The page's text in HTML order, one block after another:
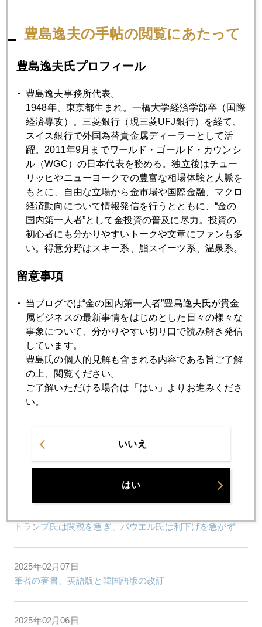
ノーコメントと言える人、言えない人
2025年02月26日
速報 ＮＹ金が大幅下落、健全な調整局面に（２６日朝６
時半記）
2025年02月25日
日経マネー、金別冊、発行
2025年02月21日
ＮＹ投機筋、円買い急がず
2025年02月20日
金急騰に死角はないのか
2025年02月19日
トランプ氏は米国の公的保有金を売却するか
2025年02月17日
金３０００ドル、プラチナ１０００ドルはニューノーマル
トランプ氏は関税を急ぎ、パウエル氏は利下げを急がず
2025年02月07日
筆者の著書、英語版と韓国語版の改訂
2025年02月06日
豊島逸夫の手帖の閲覧にあたって
豊島逸夫氏プロフィール
豊島逸夫事務所代表。
1948年、東京都生まれ。一橋大学経済学部卒（国際
経済専攻）。三菱銀行（現三菱UFJ銀行）を経て、
スイス銀行で外国為替貴金属ディーラーとして活
躍。2011年9月までワールド・ゴールド・カウンシ
ル（WGC）の日本代表を務める。独立後はチュー
リッヒやニューヨークでの豊富な相場体験と人脈を
もとに、自由な立場から金市場や国際金融、マクロ
経済動向について情報発信を行うとともに、“金の
国内第一人者”として金投資の普及に尽力。投資の
初心者にも分かりやすいトークや文章にファンも多
い。得意分野はスキー系、鮨スイーツ系、温泉系。
留意事項
当ブログでは“金の国内第一人者”豊島逸夫氏が貴金
属ビジネスの最新事情をはじめとした日々の様々な
事象について、分かりやすい切り口で読み解き発信
しています。
豊島氏の個人的見解も含まれる内容である旨ご了解
の上、閲覧ください。
ご了解いただける場合は「はい」よりお進みくださ
い。
いいえ
はい